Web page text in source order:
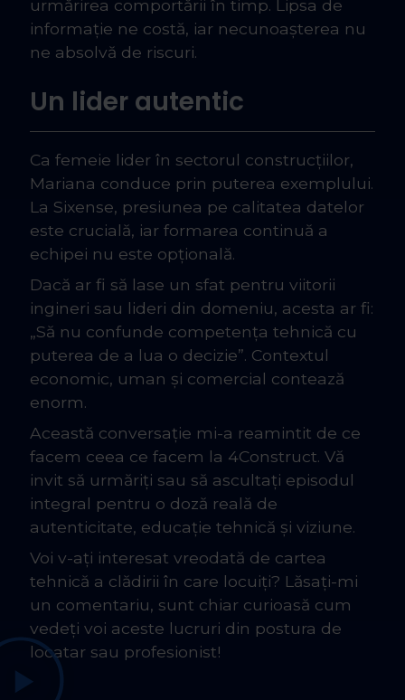
urmărirea comportării în timp. Lipsa de
informație ne costă, iar necunoașterea nu
ne absolvă de riscuri.
Un lider autentic
Ca femeie lider în sectorul construcțiilor,
Mariana conduce prin puterea exemplului.
La Sixense, presiunea pe calitatea datelor
este crucială, iar formarea continuă a
echipei nu este opțională.
Dacă ar fi să lase un sfat pentru viitorii
ingineri sau lideri din domeniu, acesta ar fi:
„Să nu confunde competența tehnică cu
puterea de a lua o decizie”. Contextul
economic, uman și comercial contează
enorm.
Această conversație mi-a reamintit de ce
facem ceea ce facem la 4Construct. Vă
invit să urmăriți sau să ascultați episodul
integral pentru o doză reală de
autenticitate, educație tehnică și viziune.
Voi v-ați interesat vreodată de cartea
tehnică a clădirii în care locuiți? Lăsați-mi
un comentariu, sunt chiar curioasă cum
vedeți voi aceste lucruri din postura de
locatar sau profesionist!